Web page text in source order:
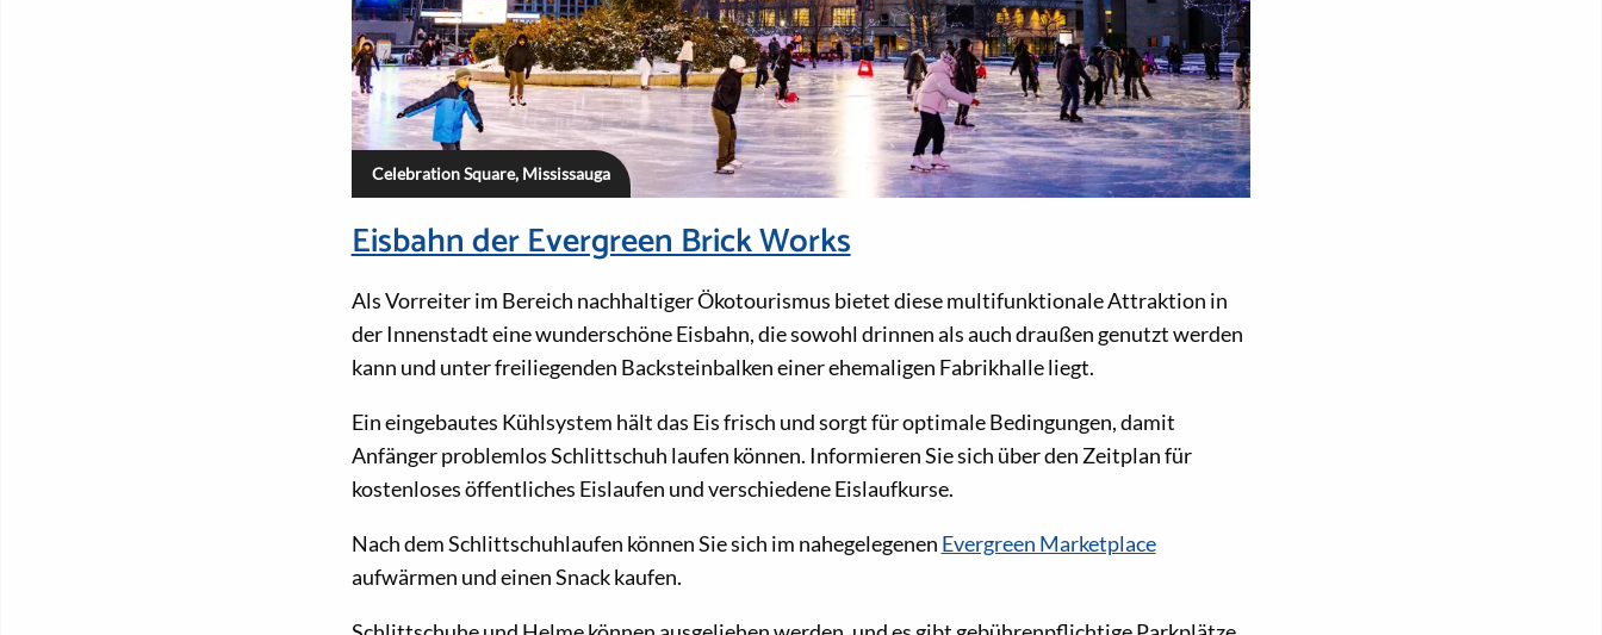
Celebration Square, Mississauga
Eisbahn der Evergreen Brick Works
Als Vorreiter im Bereich nachhaltiger Ökotourismus bietet diese multifunktionale Attraktion in
der Innenstadt eine wunderschöne Eisbahn, die sowohl drinnen als auch draußen genutzt werden
kann und unter freiliegenden Backsteinbalken einer ehemaligen Fabrikhalle liegt.
Ein eingebautes Kühlsystem hält das Eis frisch und sorgt für optimale Bedingungen, damit
Anfänger problemlos Schlittschuh laufen können. Informieren Sie sich über den Zeitplan für
kostenloses öffentliches Eislaufen und verschiedene Eislaufkurse.
Nach dem Schlittschuhlaufen können Sie sich im nahegelegenen Evergreen Marketplace
aufwärmen und einen Snack kaufen.